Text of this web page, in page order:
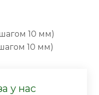
10 мм)
10 мм)
у нас